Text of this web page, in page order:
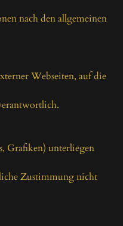
nach den allgemeinen
Webseiten, auf die
Grafiken) unterliegen
Zustimmung nicht